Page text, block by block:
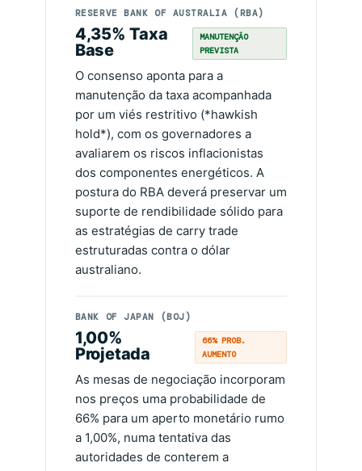
RESERVE BANK OF AUSTRALIA (RBA)
4,35% Taxa
Base
MANUTENÇÃO
PREVISTA
O consenso aponta para a
manutenção da taxa acompanhada
por um viés restritivo (*hawkish
hold*), com os governadores a
avaliarem os riscos inflacionistas
dos componentes energéticos. A
postura do RBA deverá preservar um
suporte de rendibilidade sólido para
as estratégias de carry trade
estruturadas contra o dólar
australiano.
BANK OF JAPAN (BOJ)
1,00%
Projetada
66% PROB.
AUMENTO
As mesas de negociação incorporam
nos preços uma probabilidade de
66% para um aperto monetário rumo
a 1,00%, numa tentativa das
autoridades de conterem a